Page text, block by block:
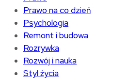
Prawo na co dzień
Psychologia
Remont i budowa
Rozrywka
Rozwój i nauka
Styl życia